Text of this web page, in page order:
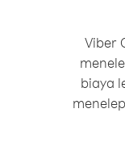
Viber
biaya